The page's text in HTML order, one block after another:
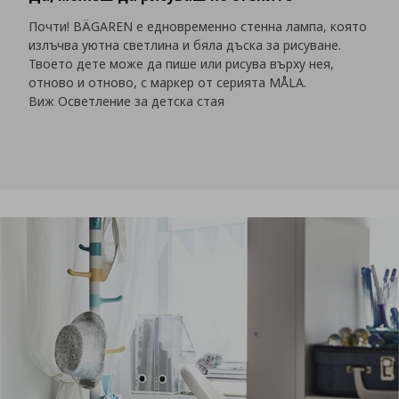
Почти! BÄGAREN е едновременно стенна лампа, която
излъчва уютна светлина и бяла дъска за рисуване.
Твоето дете може да пише или рисува върху нея,
отново и отново, с маркер от серията MÅLA.
Виж Осветление за детска стая